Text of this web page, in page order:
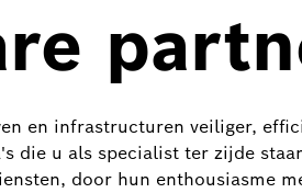
en infrastructuren veiliger,
die u als specialist ter zijde
door hun enthousiasme